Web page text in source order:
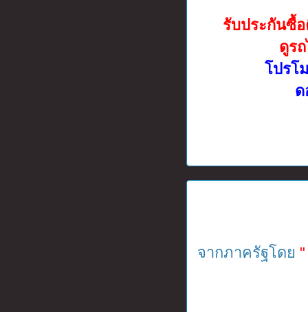
รับประกันซื้
ดูร
โปรโ
จากภาครัฐโดย